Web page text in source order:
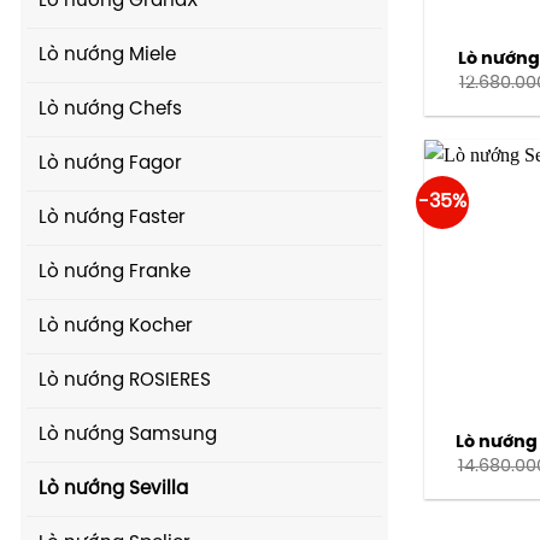
Lò nướng Miele
Lò nướng Chefs
Lò nướng Fagor
Lò nướng Faster
Lò nướng Franke
Lò nướng Kocher
Lò nướng ROSIERES
Lò nướng Samsung
Lò nướng Sevilla
Lò
-35%
Lò